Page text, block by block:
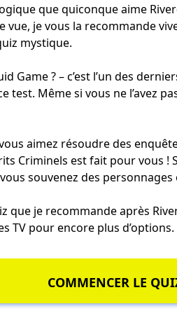
que quiconque aime
vue, je vous la recommande
mystique.
Game? – c’est l’un des
test. Même si vous ne l’avez
aimez résoudre des
Criminels est fait pour vous !
souvenez des personnages
que je recommande après
TV pour encore plus d’options.
COMMENCER LE